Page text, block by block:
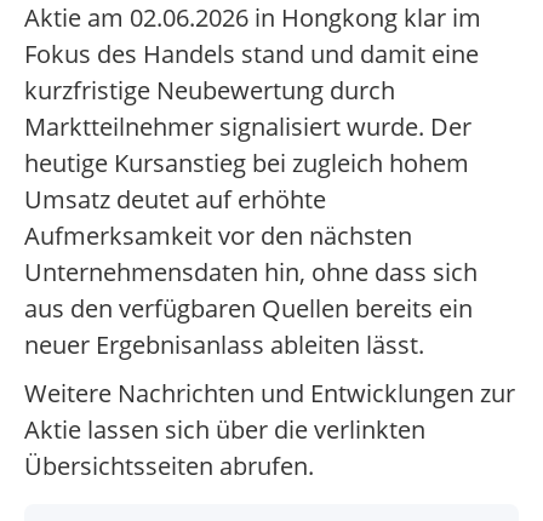
Aktie am 02.06.2026 in Hongkong klar im
Fokus des Handels stand und damit eine
kurzfristige Neubewertung durch
Marktteilnehmer signalisiert wurde. Der
heutige Kursanstieg bei zugleich hohem
Umsatz deutet auf erhöhte
Aufmerksamkeit vor den nächsten
Unternehmensdaten hin, ohne dass sich
aus den verfügbaren Quellen bereits ein
neuer Ergebnisanlass ableiten lässt.
Weitere Nachrichten und Entwicklungen zur
Aktie lassen sich über die verlinkten
Übersichtsseiten abrufen.